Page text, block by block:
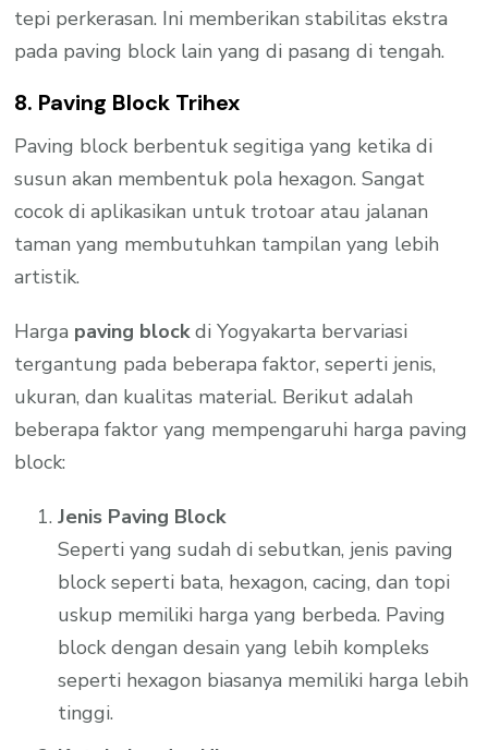
tepi perkerasan. Ini memberikan stabilitas ekstra
pada paving block lain yang di pasang di tengah.
8. Paving Block Trihex
Paving block berbentuk segitiga yang ketika di
susun akan membentuk pola hexagon. Sangat
cocok di aplikasikan untuk trotoar atau jalanan
taman yang membutuhkan tampilan yang lebih
artistik.
Harga paving blockdi Yogyakarta bervariasi
tergantung pada beberapa faktor, seperti jenis,
ukuran, dan kualitas material. Berikut adalah
beberapa faktor yang mempengaruhi harga paving
block:
Jenis Paving Block
Seperti yang sudah di sebutkan, jenis paving
block seperti bata, hexagon, cacing, dan topi
uskup memiliki harga yang berbeda. Paving
block dengan desain yang lebih kompleks
seperti hexagon biasanya memiliki harga lebih
tinggi.